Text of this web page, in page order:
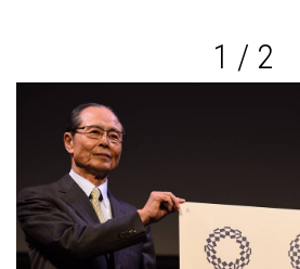
1 / 2